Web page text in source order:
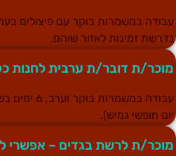
במשמרות בוקר עם פיצולים
זמינות לאזור שוהם.
ת דובר/ת ערבית לחנות
עבודה
חופשי גמיש).
ת לרשת בגדים – אפשרי